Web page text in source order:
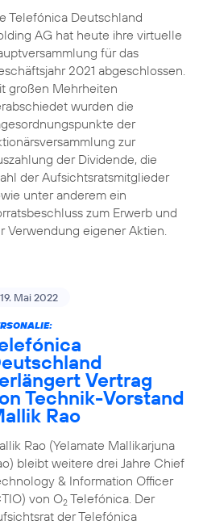
Telefónica Deutschland
AG hat heute ihre virtuelle
für das
2021 abgeschlossen.
großen Mehrheiten
wurden die
der
zur
der Dividende, die
der Aufsichtsratsmitglieder
unter anderem ein
zum Erwerb und
Verwendung eigener Aktien.
19. Mai 2022
Vertrag
Technik-Vorstand
Rao
Rao (Yelamate Mallikarjuna
bleibt weitere drei Jahre Chief
& Information Officer
von O2Telefónica. Der
der Telefónica